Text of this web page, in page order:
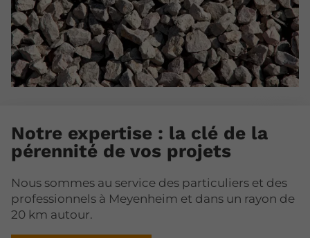
Notre expertise : la clé de la
pérennité de vos projets
Nous sommes au service des particuliers et des
professionnels à Meyenheim et dans un rayon de
20 km autour.